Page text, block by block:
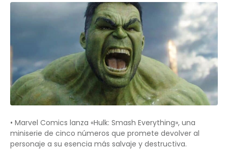
• Marvel Comics lanza «Hulk: Smash Everything», una
miniserie de cinco números que promete devolver al
personaje a su esencia más salvaje y destructiva.